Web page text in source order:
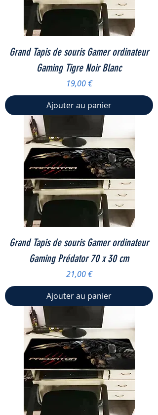
Grand Tapis de souris Gamer ordinateur
Gaming Tigre Noir Blanc
Prix
19,00 €
Ajouter au panier
Grand Tapis de souris Gamer ordinateur
Gaming Prédator 70 x 30 cm
Prix
21,00 €
Ajouter au panier